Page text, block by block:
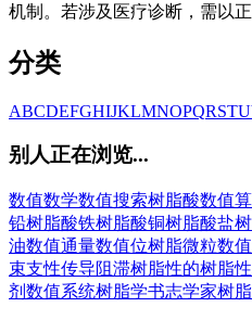
机制。若涉及医疗诊断，需以
分类
ABCDEFGHIJKLMNOPQRSTU
别人正在浏览...
数值数学数值搜索树脂酸数值
铅树脂酸铁树脂酸铜树脂酸盐
油数值通量数值位树脂微粒数
束支性传导阻滞树脂性的树脂
剂 数值系统树脂学书志学家树